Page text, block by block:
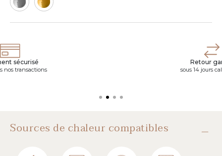
sécurisé
nos transactions
Retour
sous 14 jours
Sources de chaleur compatibles